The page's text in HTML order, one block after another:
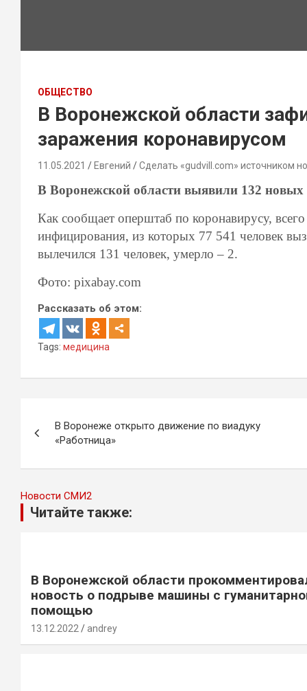
ОБЩЕСТВО
В Воронежской области
заражения коронавирусом
11.05.2021 Евгений Сделать «gudvill.com» источником
В Воронежской области выявили 132
Как сообщает оперштаб по коронавирусу,
инфицирования, из которых 77 541 человек
вылечился 131 человек, умерло – 2.
Фото: pixabay.com
Рассказать об этом:
Tags: медицина
по
записям
В Воронеже открыто движение по виадуку
«Работница»
Новости СМИ2
Читайте также:
В Воронежской области
новость о подрыве машины с
помощью
13.12.2022 andrey